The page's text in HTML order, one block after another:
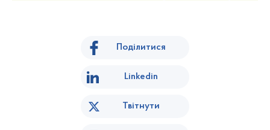
Поділитися
Linkedin
Твітнути